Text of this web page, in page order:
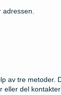
av tre metoder.
del